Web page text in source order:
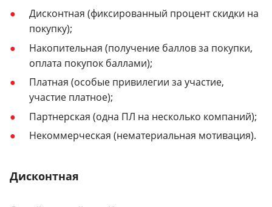
Дисконтная (фиксированный процент скидки на
покупку);
Накопительная (получение баллов за покупки,
оплата покупок баллами);
Платная (особые привилегии за участие,
участие платное);
Партнерская (одна ПЛ на несколько компаний);
Некоммерческая (нематериальная мотивация).
Дисконтная